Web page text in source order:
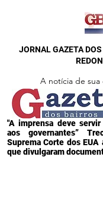
JORNAL GAZETA
A notícia de
"A imprensa deve
aos governantes”
Suprema Corte dos
que divulgaram